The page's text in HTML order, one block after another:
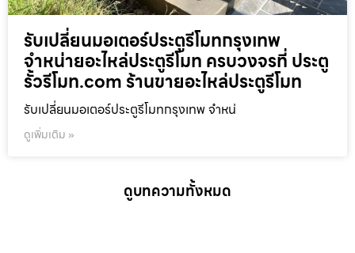
รับเปลี่ยนมอเตอร์ประตูรีโมทกรุงเทพ
จำหน่ายอะไหล่ประตูรีโมท ครบวงจรที่ ประตู
รั้วรีโมท.com ร้านขายอะไหล่ประตูรีโมท
รับเปลี่ยนมอเตอร์ประตูรีโมทกรุงเทพ จำหน่
ดูเพิ่มเติม »
ดูบทความทั้งหมด